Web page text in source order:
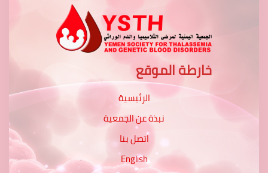
خارطة الموقع
الرئيسية
نبذة عن الجمعية
اتصل بنا
English